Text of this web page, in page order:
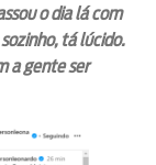
o dia lá com
tá lúcido.
a gente ser